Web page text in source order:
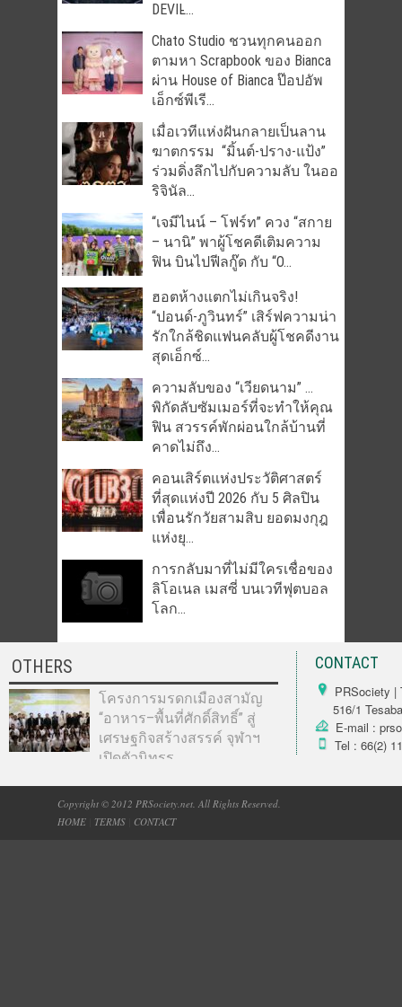
DEVIL̵...
Chato Studio ชวนทุกคนออก
ตามหา Scrapbook ของ Bianca
ผ่าน House of Bianca ป๊อปอัพ
เอ็กซ์พีเรี...
เมื่อเวทีแห่งฝันกลายเป็นลาน
ฆาตกรรม “มิ้นต์-ปราง-แป้ง”
ร่วมดิ่งลึกไปกับความลับ ในออ
ริจินัล...
“เจมีไนน์ – โฟร์ท” ควง “สกาย
– นานิ” พาผู้โชคดีเติมความ
ฟิน บินไปฟีลกู๊ด กับ “O...
ฮอตห้างแตกไม่เกินจริง!
“ปอนด์-ภูวินทร์” เสิร์ฟความน่า
รักใกล้ชิดแฟนคลับผู้โชคดีงาน
สุดเอ็กซ์...
ความลับของ “เวียดนาม” …
พิกัดลับซัมเมอร์ที่จะทำให้คุณ
ฟิน สวรรค์พักผ่อนใกล้บ้านที่
คาดไม่ถึง...
คอนเสิร์ตแห่งประวัติศาสตร์
ที่สุดแห่งปี 2026 กับ 5 ศิลปิน
เพื่อนรักวัยสามสิบ ยอดมงกุฎ
แห่งยุ...
การกลับมาที่ไม่มีใครเชื่อของ
ลิโอเนล เมสซี่ บนเวทีฟุตบอล
โลก...
OTHERS
โครงการมรดกเมืองสามัญ
“อาหาร–พื้นที่ศักดิ์สิทธิ์” สู่
เศรษฐกิจสร้างสรรค์ จุฬาฯ
เปิดตัวนิทรร...
CONTACT
PRSociety |
516/1
E-mail :
Tel : 66(2)
Copyright © 2012 PRSociety.net. All Rights Reserved.
HOME
TERMS CONTACT